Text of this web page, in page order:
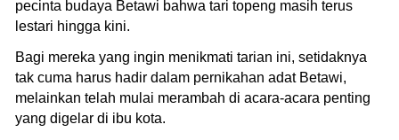
pecinta budaya Betawi bahwa tari topeng masih terus
lestari hingga kini.
Bagi mereka yang ingin menikmati tarian ini, setidaknya
tak cuma harus hadir dalam pernikahan adat Betawi,
melainkan telah mulai merambah di acara-acara penting
yang digelar di ibu kota.